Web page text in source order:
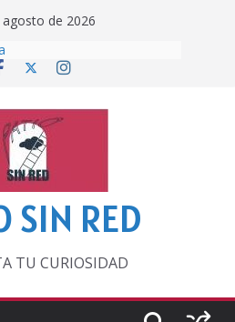
agosto de 2026
entonces…
infinita’ de recomendar
veraniegas
Mundial
SIN RED
TU CURIOSIDAD